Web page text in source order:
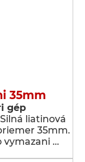
35mm
gép
liatinová
35mm.
vymazani …